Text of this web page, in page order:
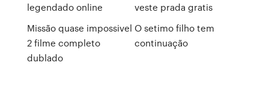
legendado online
Missão quase impossivel
2 filme completo
dublado
veste prada gratis
O setimo filho tem
continuação